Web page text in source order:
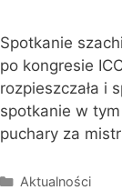
Spotkanie
po kongresie
rozpieszczała i
spotkanie w
puchary za
Kategorie
Aktualności